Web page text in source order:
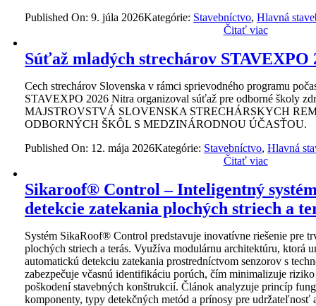
Published On: 9. júla 2026Kategórie: Stavebníctvo,Hlavná
Čitať viac
Súťaž mladých strechárov STAVEXPO
Cech strechárov Slovenska v rámci sprievodného programu
STAVEXPO 2026 Nitra organizoval súťaž pre odborné školy
MAJSTROVSTVÁ SLOVENSKA STRECHÁRSKYCH
ODBORNÝCH ŠKÔL S MEDZINÁRODNOU ÚČASŤOU.
Published On: 12. mája 2026Kategórie: Stavebníctvo,Hlavná
Čitať viac
Sikaroof® Control – Inteligentný
detekcie zatekania plochých striech a
Systém SikaRoof® Control predstavuje inovatívne riešenie pre
plochých striech a terás. Využíva modulárnu architektúru, ktorá
automatickú detekciu zatekania prostredníctvom senzorov s
zabezpečuje včasnú identifikáciu porúch, čím minimalizuje
poškodení stavebných konštrukcií. Článok analyzuje princíp
komponenty, typy detekčných metód a prínosy pre udržateľnosť